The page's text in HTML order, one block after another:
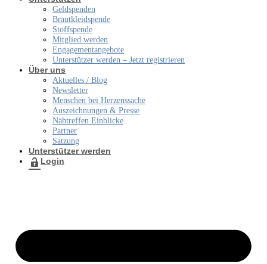
Geldspenden
Brautkleidspende
Stoffspende
Mitglied werden
Engagementangebote
Unterstützer werden – Jetzt registrieren
Über uns
Aktuelles / Blog
Newsletter
Menschen bei Herzenssache
Auszeichnungen & Presse
Nähtreffen Einblicke
Partner
Satzung
Unterstützer werden
Login